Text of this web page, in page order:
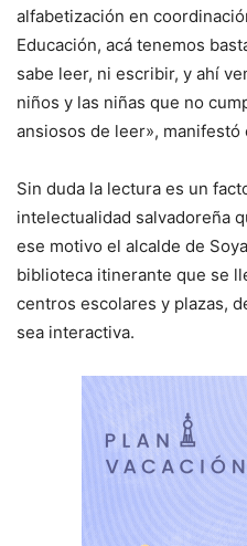
alfabetización en
Educación, acá tenemos
sabe leer, ni escribir, y ahí
niños y las niñas que no
ansiosos de leer»,
Sin duda la lectura es un
intelectualidad salvadoreña
ese motivo el alcalde de
biblioteca itinerante que se
centros escolares y plazas,
sea interactiva.